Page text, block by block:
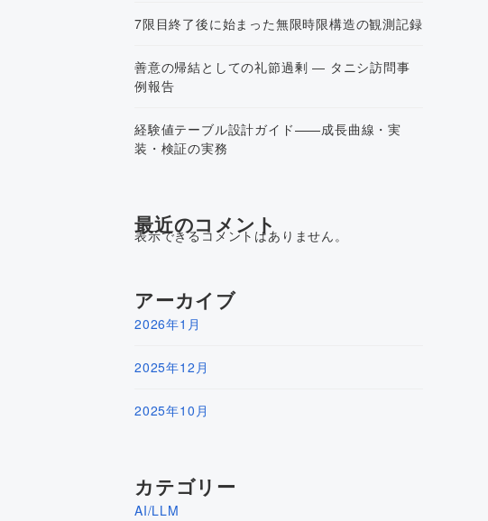
7限目終了後に始まった無限時限構造の観測記録
善意の帰結としての礼節過剰 ― タニシ訪問事
例報告
経験値テーブル設計ガイド——成長曲線・実
装・検証の実務
最近のコメント
表示できるコメントはありません。
アーカイブ
2026年1月
2025年12月
2025年10月
カテゴリー
AI/LLM